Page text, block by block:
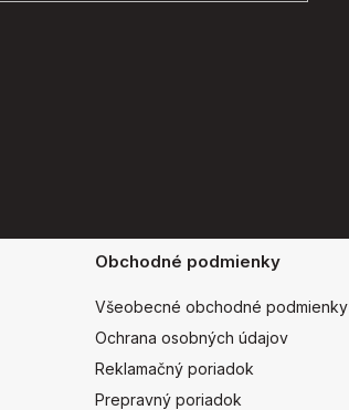
Obchodné podmienky
Všeobecné obchodné podmienky
Ochrana osobných údajov
Reklamačný poriadok
Prepravný poriadok